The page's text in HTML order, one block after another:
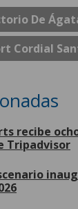
De
Cordial
recibe
Tripadvisor